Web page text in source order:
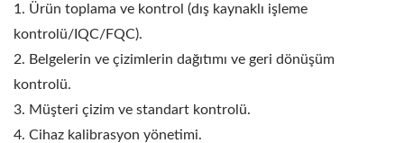
1. Ürün toplama ve kontrol (dış kaynaklı işleme
kontrolü/IQC/FQC).
2. Belgelerin ve çizimlerin dağıtımı ve geri dönüşüm
kontrolü.
3. Müşteri çizim ve standart kontrolü.
4. Cihaz kalibrasyon yönetimi.